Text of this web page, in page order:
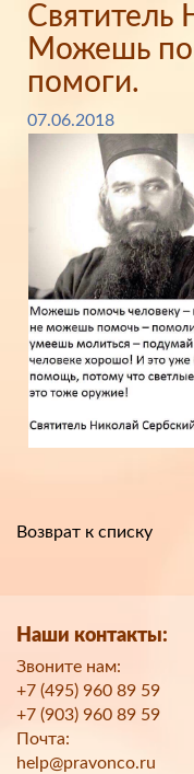
Святитель
Можешь
помоги.
07.06.2018
Возврат к списку
Наши контакты:
Звоните нам:
+7 (495) 960 89 59
+7 (903) 960 89 59
Почта:
help@pravonco.ru